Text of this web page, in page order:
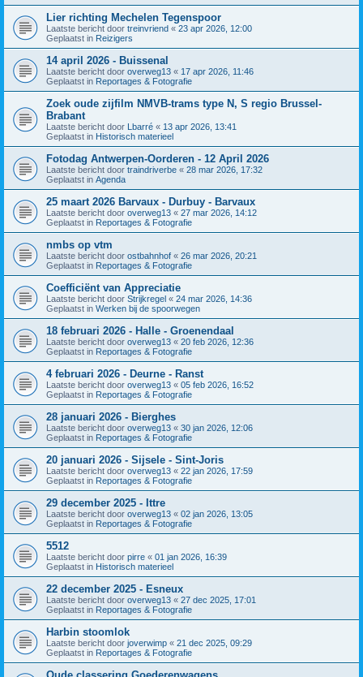
Lier richting Mechelen Tegenspoor
Laatste bericht door treinvriend « 23 apr 2026, 12:00
Geplaatst in Reizigers
14 april 2026 - Buissenal
Laatste bericht door overweg13 « 17 apr 2026, 11:46
Geplaatst in Reportages & Fotografie
Zoek oude zijfilm NMVB-trams type N, S regio Brussel-
Brabant
Laatste bericht door Lbarré « 13 apr 2026, 13:41
Geplaatst in Historisch materieel
Fotodag Antwerpen-Oorderen - 12 April 2026
Laatste bericht door traindriverbe « 28 mar 2026, 17:32
Geplaatst in Agenda
25 maart 2026 Barvaux - Durbuy - Barvaux
Laatste bericht door overweg13 « 27 mar 2026, 14:12
Geplaatst in Reportages & Fotografie
nmbs op vtm
Laatste bericht door ostbahnhof « 26 mar 2026, 20:21
Geplaatst in Reportages & Fotografie
Coefficiënt van Appreciatie
Laatste bericht door Strijkregel « 24 mar 2026, 14:36
Geplaatst in Werken bij de spoorwegen
18 februari 2026 - Halle - Groenendaal
Laatste bericht door overweg13 « 20 feb 2026, 12:36
Geplaatst in Reportages & Fotografie
4 februari 2026 - Deurne - Ranst
Laatste bericht door overweg13 « 05 feb 2026, 16:52
Geplaatst in Reportages & Fotografie
28 januari 2026 - Bierghes
Laatste bericht door overweg13 « 30 jan 2026, 12:06
Geplaatst in Reportages & Fotografie
20 januari 2026 - Sijsele - Sint-Joris
Laatste bericht door overweg13 « 22 jan 2026, 17:59
Geplaatst in Reportages & Fotografie
29 december 2025 - Ittre
Laatste bericht door overweg13 « 02 jan 2026, 13:05
Geplaatst in Reportages & Fotografie
5512
Laatste bericht door pirre « 01 jan 2026, 16:39
Geplaatst in Historisch materieel
22 december 2025 - Esneux
Laatste bericht door overweg13 « 27 dec 2025, 17:01
Geplaatst in Reportages & Fotografie
Harbin stoomlok
Laatste bericht door joverwimp « 21 dec 2025, 09:29
Geplaatst in Reportages & Fotografie
Oude classering Goederenwagens